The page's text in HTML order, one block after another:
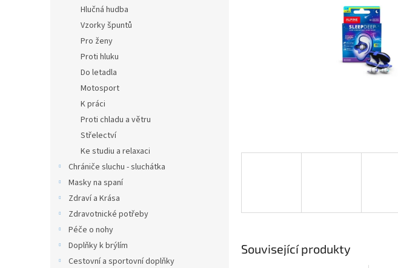
Hlučná hudba
Vzorky špuntů
Pro ženy
Proti hluku
Do letadla
Motosport
K práci
Proti chladu a větru
Střelectví
Ke studiu a relaxaci
Chrániče sluchu - sluchátka
Masky na spaní
Zdraví a Krása
Zdravotnické potřeby
Péče o nohy
Doplňky k brýlím
Cestovní a sportovní doplňky
Související produkty